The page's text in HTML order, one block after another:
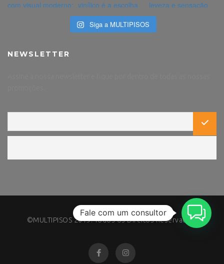
Siga a MULTIPISOS
NEWSLETTER
©MULTIPISOS 2019. Todos os Direitos Reservados.
Fale com um consultor